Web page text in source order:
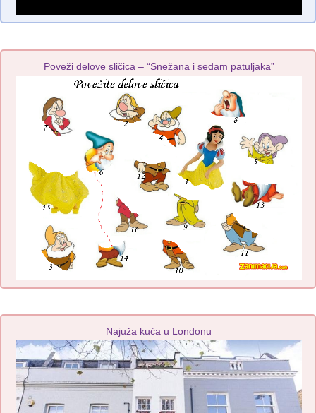
Poveži delove sličica – “Snežana i sedam patuljaka”
Najuža kuća u Londonu